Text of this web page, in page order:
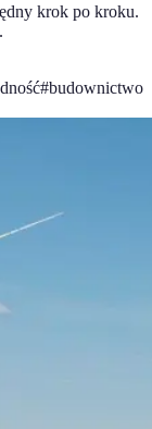
krok po kroku.
#budownictwo